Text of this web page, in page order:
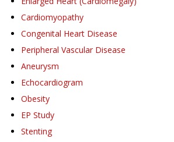
Cardiomyopathy
Congenital Heart Disease
Peripheral Vascular Disease
Aneurysm
Echocardiogram
Obesity
EP Study
Stenting